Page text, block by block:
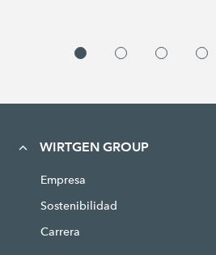
WIRTGEN GROUP
Empresa
Sostenibilidad
Carrera